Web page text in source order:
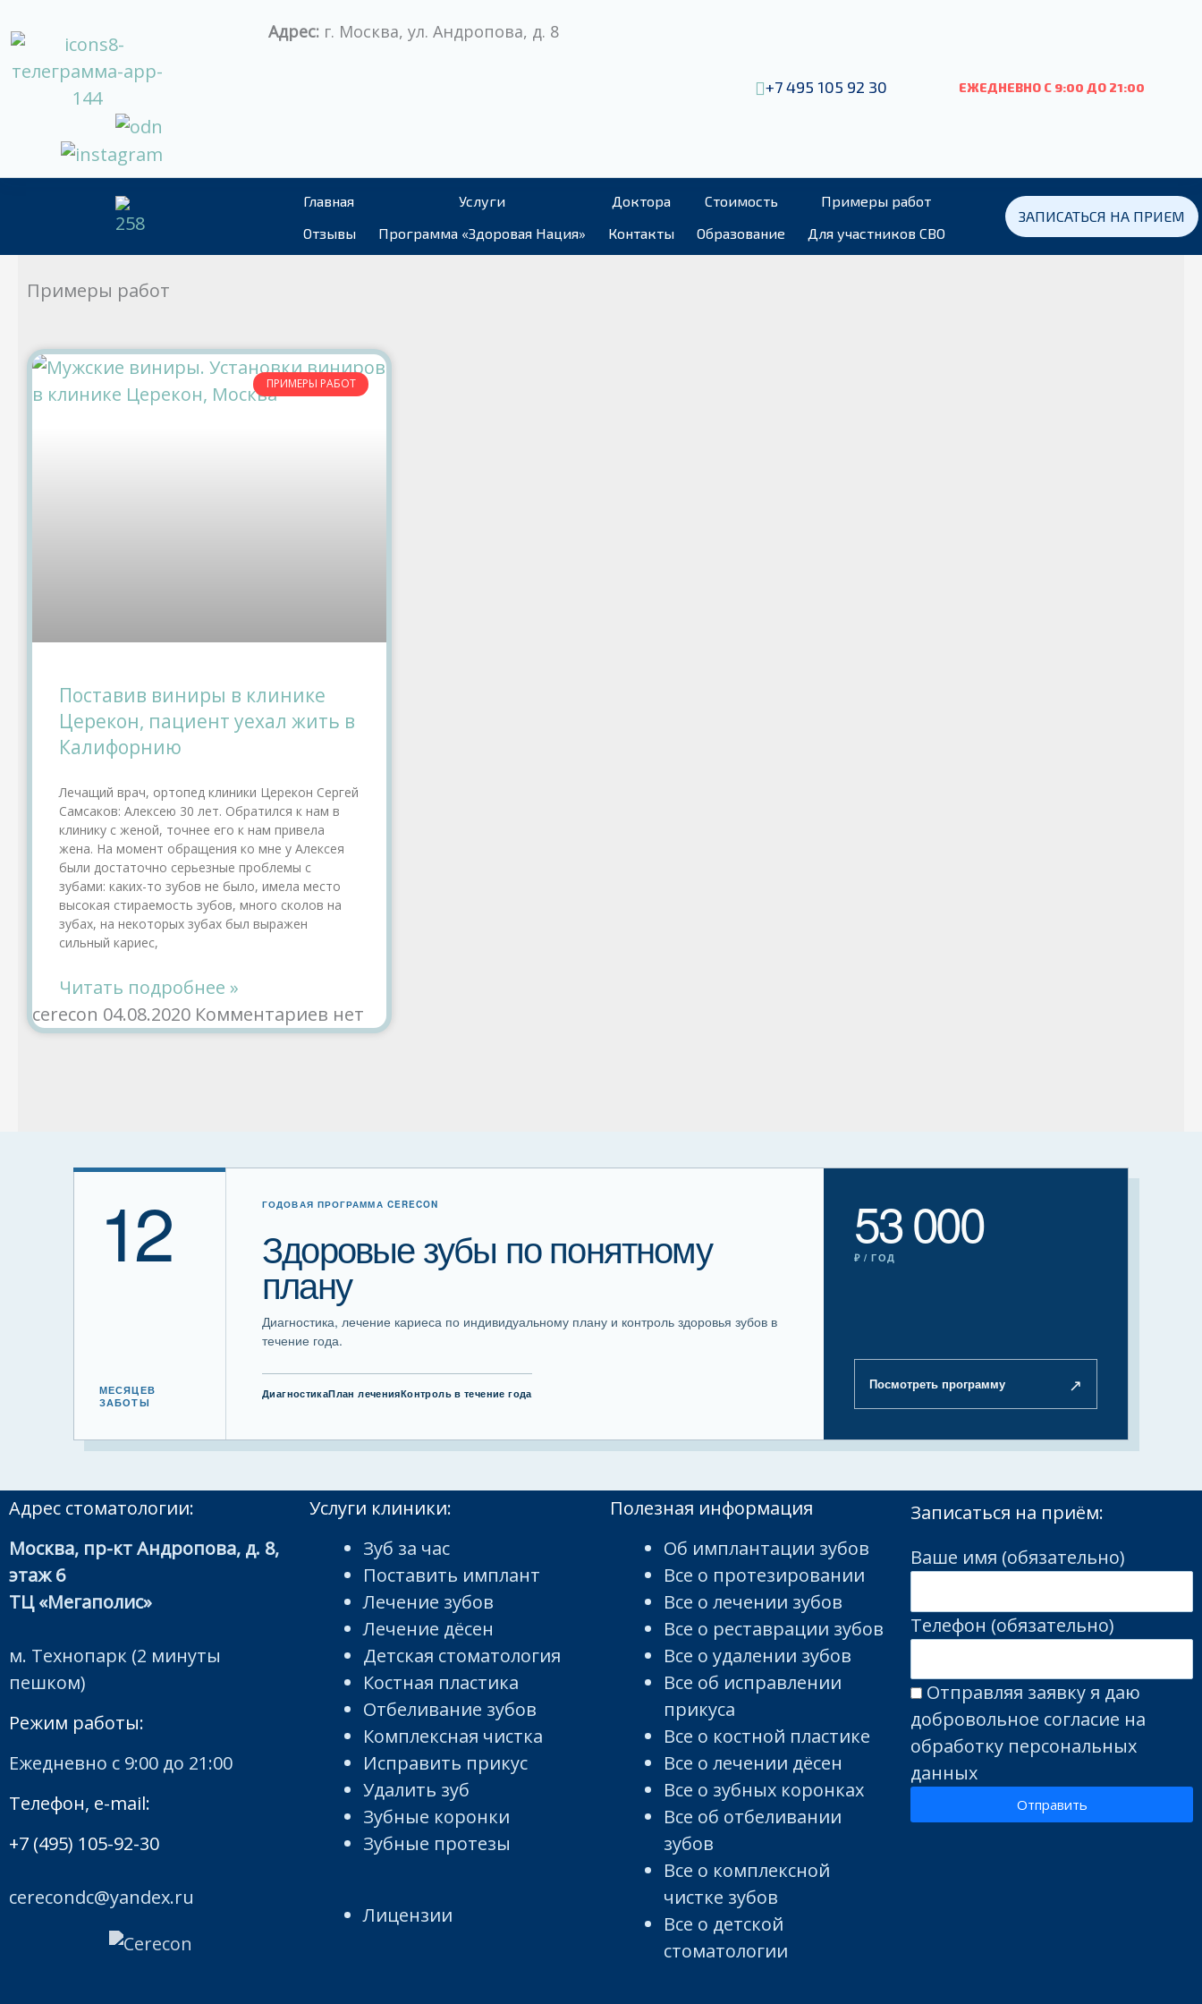
содержимому
Адрес: г. Москва, ул. Андропова, д. 8
+7 495 105 92 30 ЕЖЕДНЕВНО С 9:00 ДО 21:00
Главная Услуги Доктора Стоимость
Примеры работ
Отзывы
Программа «Здоровая Нация» Контакты Образование Для участников СВО
ЗАПИСАТЬСЯ НА ПРИЕМ
Примеры работ
ПРИМЕРЫ РАБОТ
Поставив виниры в клинике
Церекон, пациент уехал жить в
Калифорнию
Лечащий врач, ортопед клиники Церекон Сергей
Самсаков: Алексею 30 лет. Обратился к нам в
клинику с женой, точнее его к нам привела
жена. На момент обращения ко мне у Алексея
были достаточно серьезные проблемы с
зубами: каких-то зубов не было, имела место
высокая стираемость зубов, много сколов на
зубах, на некоторых зубах был выражен
сильный кариес,
Читать подробнее »
cerecon 04.08.2020 Комментариев нет
12
МЕСЯЦЕВ
ЗАБОТЫ
ГОДОВАЯ ПРОГРАММА CERECON
Здоровые зубы по понятному
плану
Диагностика, лечение кариеса по индивидуальному плану и контроль здоровья зубов в
течение года.
ДиагностикаПлан леченияКонтроль в течение года
53 000
₽ / ГОД
Посмотреть программу ↗
Адрес стоматологии:
Москва, пр-кт Андропова, д. 8,
этаж 6
ТЦ «Мегаполис»
м. Технопарк (2 минуты
пешком)
Режим работы:
Ежедневно с 9:00 до 21:00
Телефон, e-mail:
+7 (495) 105-92-30
cerecondc@yandex.ru
Услуги клиники:
Зуб за час
Поставить имплант
Лечение зубов
Лечение дёсен
Детская стоматология
Костная пластика
Отбеливание зубов
Комплексная чистка
Исправить прикус
Удалить зуб
Зубные коронки
Зубные протезы
Лицензии
Полезная информация
Об имплантации зубов
Все о протезировании
Все о лечении зубов
Все о реставрации зубов
Все о удалении зубов
Все об исправлении
прикуса
Все о костной пластике
Все о лечении дёсен
Все о зубных коронках
Все об отбеливании
зубов
Все о комплексной
чистке зубов
Все о детской
стоматологии
Записаться на приём:
Ваше имя (обязательно)
Телефон (обязательно)
Отправляя заявку я даю
добровольное согласие на
обработку персональных
данных
Отправить